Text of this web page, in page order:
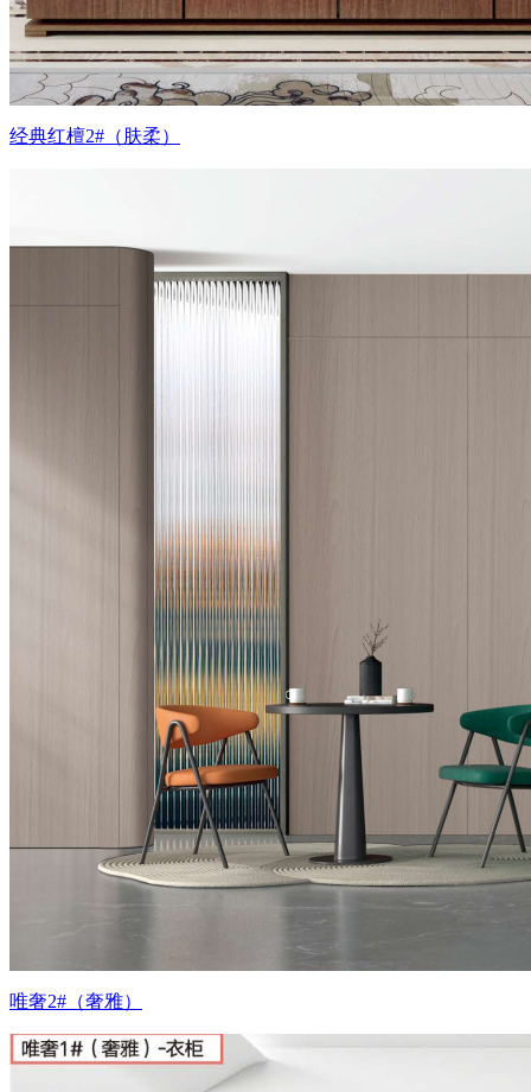
经典红檀2#（肤柔）
唯奢2#（奢雅）